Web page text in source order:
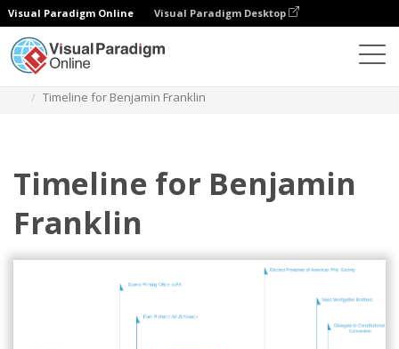
Visual Paradigm Online Visual Paradigm Desktop
Timeline for Benjamin Franklin
Timeline for Benjamin
Franklin